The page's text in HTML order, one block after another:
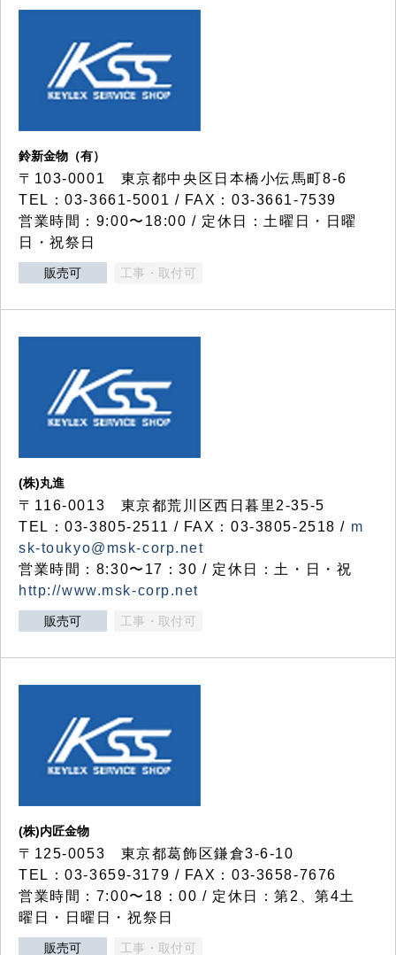
鈴新金物（有）
〒103-0001 東京都中央区日本橋小伝馬町8-6
TEL：03-3661-5001 / FAX：03-3661-7539
営業時間：9:00〜18:00 / 定休日：土曜日・日曜
日・祝祭日
販売可 工事・取付可
(株)丸進
〒116-0013 東京都荒川区西日暮里2-35-5
TEL：03-3805-2511 / FAX：03-3805-2518 / m
sk-toukyo@msk-corp.net
営業時間：8:30〜17：30 / 定休日：土・日・祝
http://www.msk-corp.net
販売可 工事・取付可
(株)内匠金物
〒125-0053 東京都葛飾区鎌倉3-6-10
TEL：03-3659-3179 / FAX：03-3658-7676
営業時間：7:00〜18：00 / 定休日：第2、第4土
曜日・日曜日・祝祭日
販売可 工事・取付可